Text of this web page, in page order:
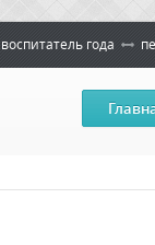
воспитатель года